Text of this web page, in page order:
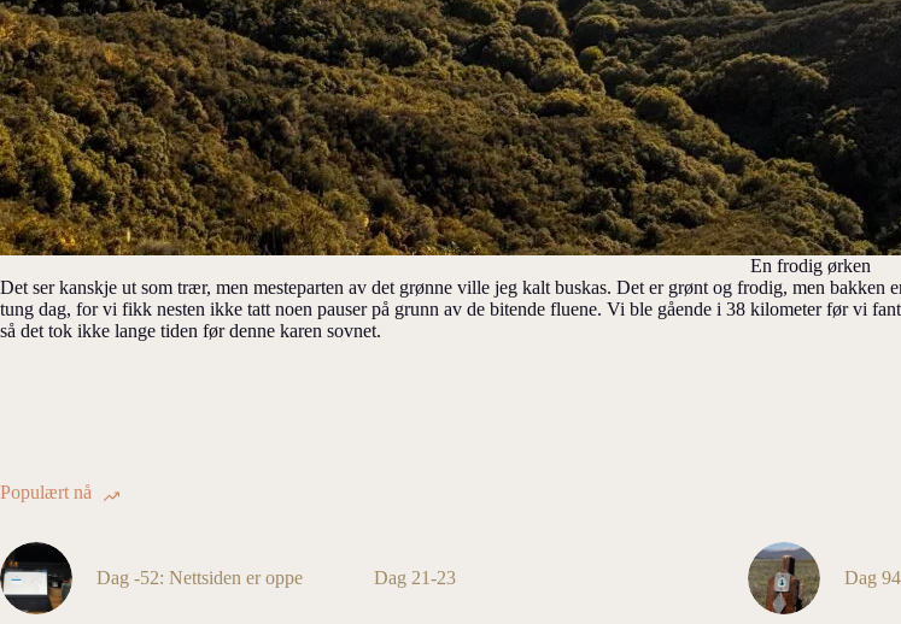
En frodig ørken
Det ser kanskje ut som trær, men mesteparten av det grønne ville jeg kalt buskas. Det er grønt og frodig, men
tung dag, for vi fikk nesten ikke tatt noen pauser på grunn av de bitende fluene. Vi ble gående i 38 kilometer før vi
så det tok ikke lange tiden før denne karen sovnet.
Populært nå
Dag -52: Nettsiden er oppe Dag 21-23 Dag